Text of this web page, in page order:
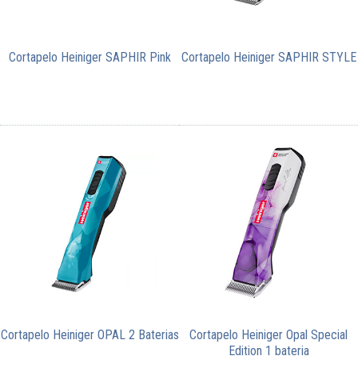
Cortapelo Heiniger SAPHIR Pink Cortapelo Heiniger SAPHIR STYLE
Cortapelo Heiniger OPAL 2 Baterias
Cortapelo Heiniger Opal Special
Edition 1 bateria